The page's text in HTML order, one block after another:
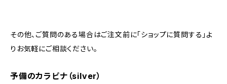
その他、ご質問のある場合はご注文前に「ショップに質問する」よ
りお気軽にご相談ください。
予備のカラビナ（silver）